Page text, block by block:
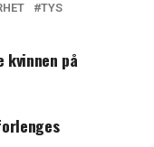
TYS
kvinnen på